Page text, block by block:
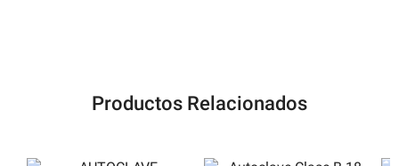
Productos Relacionados